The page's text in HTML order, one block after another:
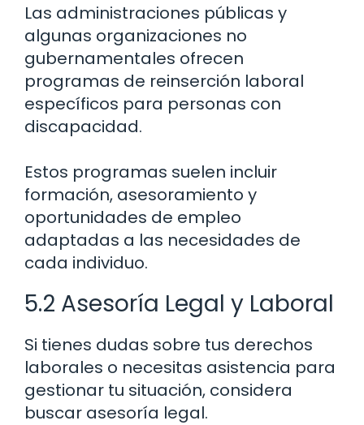
Las administraciones públicas y
algunas organizaciones no
gubernamentales ofrecen
programas de reinserción laboral
específicos para personas con
discapacidad.
Estos programas suelen incluir
formación, asesoramiento y
oportunidades de empleo
adaptadas a las necesidades de
cada individuo.
5.2 Asesoría Legal y Laboral
Si tienes dudas sobre tus derechos
laborales o necesitas asistencia para
gestionar tu situación, considera
buscar asesoría legal.